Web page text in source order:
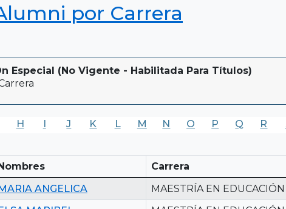
por Carrera
Especial (No Vigente - Habilitada Para Títulos)
H I J K L M N O P Q R
Carrera
ANGELICA MAESTRÍA EN EDUCACIÓN